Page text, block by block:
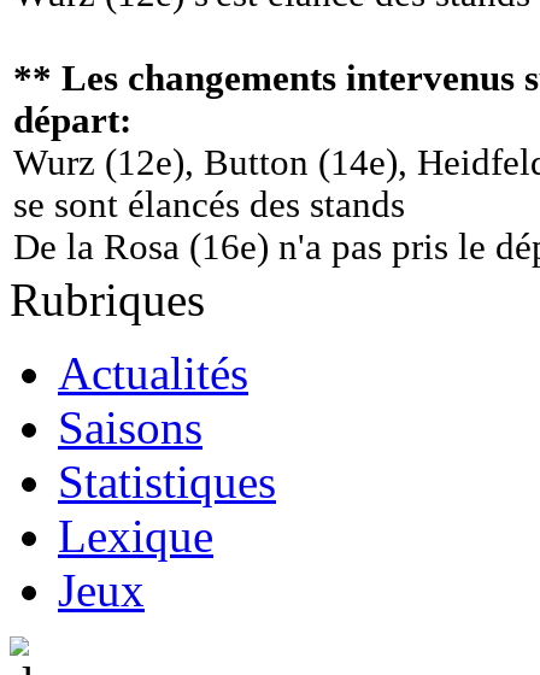
** Les changements intervenus
départ:
Wurz (12e), Button (14e),
se sont élancés des stands
De la Rosa (16e) n'a pas pris le
Rubriques
Actualités
Saisons
Statistiques
Lexique
Jeux